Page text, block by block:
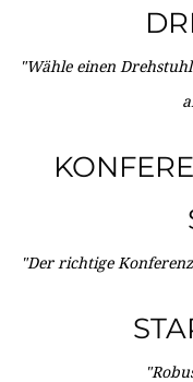
"Wähle einen
"Der richtige